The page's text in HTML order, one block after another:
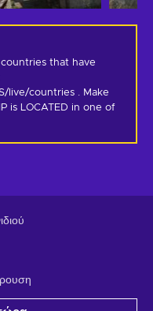
that have
live/countries . Make
is LOCATED in one of